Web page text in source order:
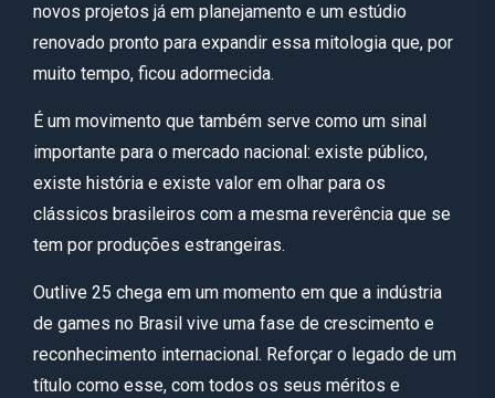
novos projetos já em planejamento e um estúdio
renovado pronto para expandir essa mitologia que, por
muito tempo, ficou adormecida.
É um movimento que também serve como um sinal
importante para o mercado nacional: existe público,
existe história e existe valor em olhar para os
clássicos brasileiros com a mesma reverência que se
tem por produções estrangeiras.
Outlive 25 chega em um momento em que a indústria
de games no Brasil vive uma fase de crescimento e
reconhecimento internacional. Reforçar o legado de um
título como esse, com todos os seus méritos e